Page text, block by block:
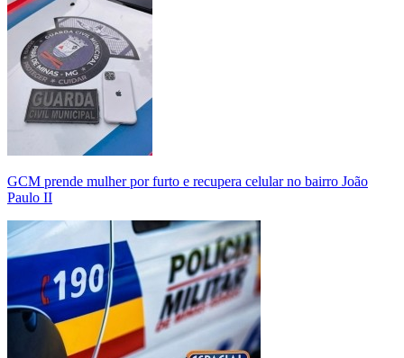
GCM prende mulher por furto e recupera celular no bairro João
Paulo II